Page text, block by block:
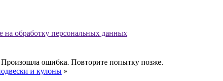
на обработку персональных данных
Произошла ошибка. Повторите попытку позже.
и кулоны »